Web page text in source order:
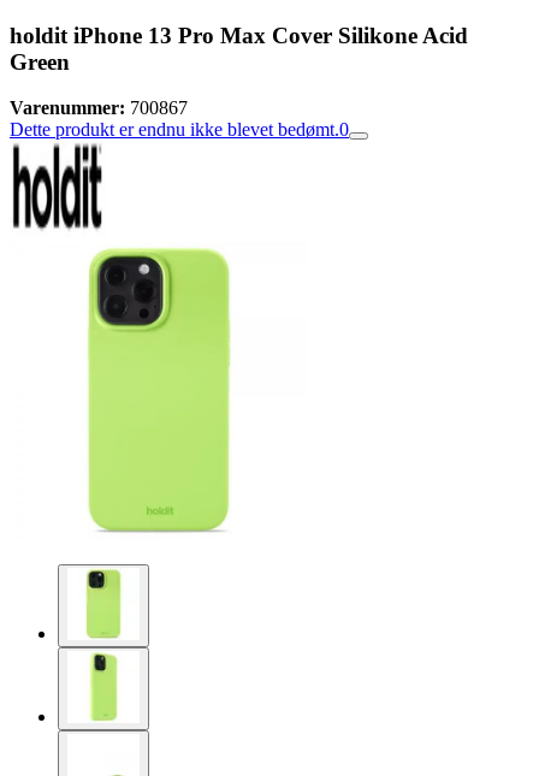
holdit iPhone 13 Pro Max Cover Silikone Acid
Green
Varenummer: 700867
Dette produkt er endnu ikke blevet bedømt.0